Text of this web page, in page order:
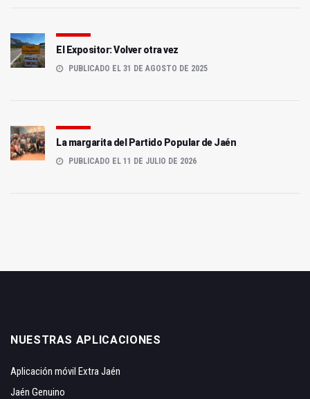
El Expositor: Volver otra vez
PUBLICADO EL 31 DE AGOSTO DE 2025
La margarita del Partido Popular de Jaén
PUBLICADO EL 11 DE JULIO DE 2026
NUESTRAS APLICACIONES
Aplicación móvil Extra Jaén
Jaén Genuino